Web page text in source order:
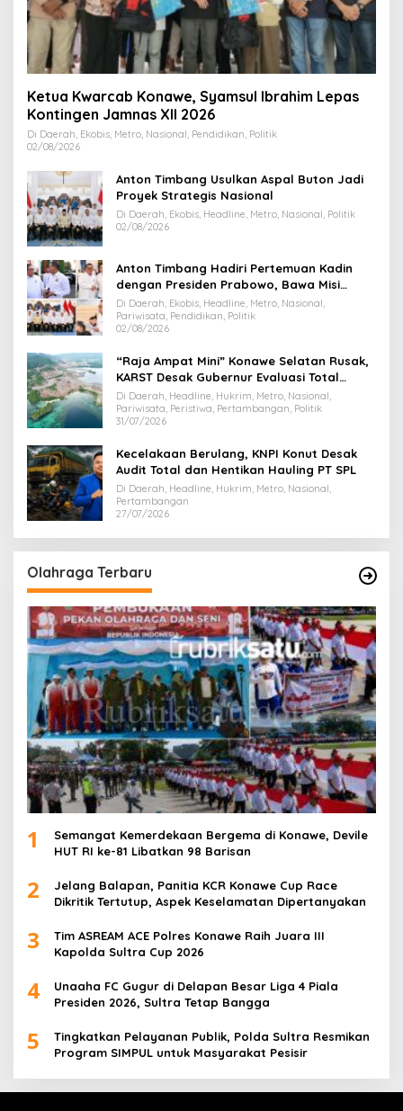
Ketua Kwarcab Konawe, Syamsul Ibrahim Lepas
Kontingen Jamnas XII 2026
Di Daerah, Ekobis, Metro, Nasional, Pendidikan, Politik
02/08/2026
Anton Timbang Usulkan Aspal Buton Jadi
Proyek Strategis Nasional
Di Daerah, Ekobis, Headline, Metro, Nasional, Politik
02/08/2026
Anton Timbang Hadiri Pertemuan Kadin
dengan Presiden Prabowo, Bawa Misi
Majukan Ekonomi Sultra
Di Daerah, Ekobis, Headline, Metro, Nasional,
Pariwisata, Pendidikan, Politik
02/08/2026
“Raja Ampat Mini” Konawe Selatan Rusak,
KARST Desak Gubernur Evaluasi Total
Dispar Sultra
Di Daerah, Headline, Hukrim, Metro, Nasional,
Pariwisata, Peristiwa, Pertambangan, Politik
31/07/2026
Kecelakaan Berulang, KNPI Konut Desak
Audit Total dan Hentikan Hauling PT SPL
Di Daerah, Headline, Hukrim, Metro, Nasional,
Pertambangan
27/07/2026
Olahraga Terbaru
1
Semangat Kemerdekaan Bergema di Konawe, Devile
HUT RI ke-81 Libatkan 98 Barisan
2
Jelang Balapan, Panitia KCR Konawe Cup Race
Dikritik Tertutup, Aspek Keselamatan Dipertanyakan
3
Tim ASREAM ACE Polres Konawe Raih Juara III
Kapolda Sultra Cup 2026
4
Unaaha FC Gugur di Delapan Besar Liga 4 Piala
Presiden 2026, Sultra Tetap Bangga
5
Tingkatkan Pelayanan Publik, Polda Sultra Resmikan
Program SIMPUL untuk Masyarakat Pesisir